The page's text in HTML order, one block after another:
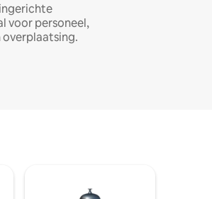
voor personeel,